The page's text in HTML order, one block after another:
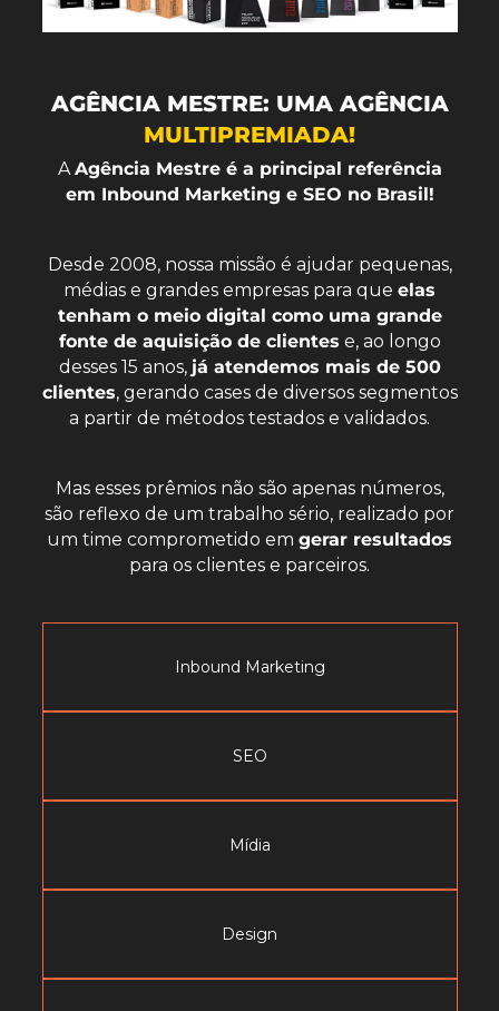
AGÊNCIA MESTRE: UMA AGÊNCIA
MULTIPREMIADA!
AAgência Mestre é a principal referência
em Inbound Marketing e SEO no Brasil!
Desde 2008, nossa missão é ajudar pequenas,
médias e grandes empresas para que elas
tenham o meio digital como uma grande
fonte de aquisição de clientes e, ao longo
desses 15 anos, já atendemos mais de 500
clientes, gerando cases de diversos segmentos
a partir de métodos testados e validados.
Mas esses prêmios não são apenas números,
são reflexo de um trabalho sério, realizado por
um time comprometido em gerar resultados
para os clientes e parceiros.
Inbound Marketing
SEO
Mídia
Design